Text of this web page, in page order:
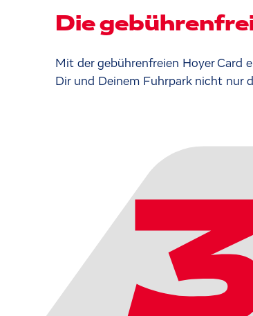
Die
Mit der gebührenfreien Hoyer Card
Dir und Deinem Fuhrpark nicht nur